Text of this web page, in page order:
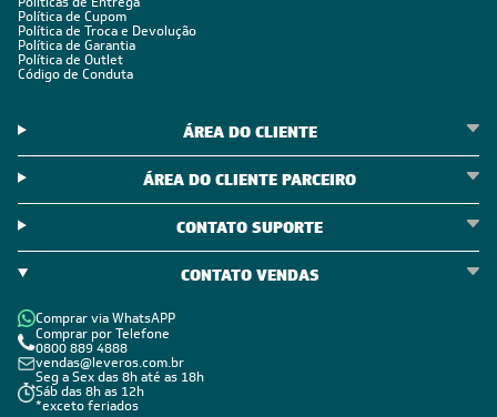
Política de Cupom
Política de Troca e Devolução
Política de Garantia
Política de Outlet
Código de Conduta
ÁREA DO CLIENTE
ÁREA DO CLIENTE PARCEIRO
CONTATO SUPORTE
CONTATO VENDAS
Comprar via WhatsAPP
Comprar por Telefone
0800 889 4888
vendas@leveros.com.br
Seg a Sex das 8h até as 18h
Sáb das 8h as 12h
*exceto feriados